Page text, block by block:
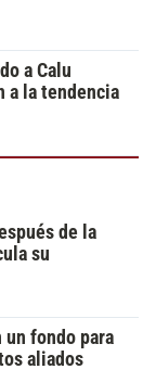
a Calu
a la tendencia
de la
su
un fondo para
aliados